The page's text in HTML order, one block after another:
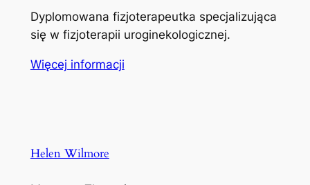
Dyplomowana fizjoterapeutka specjalizująca
się w fizjoterapii uroginekologicznej.
Więcej informacji
Helen Wilmore